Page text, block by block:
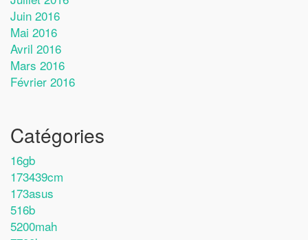
Juin 2016
Mai 2016
Avril 2016
Mars 2016
Février 2016
Catégories
16gb
173439cm
173asus
516b
5200mah